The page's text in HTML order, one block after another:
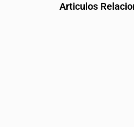
Articulos